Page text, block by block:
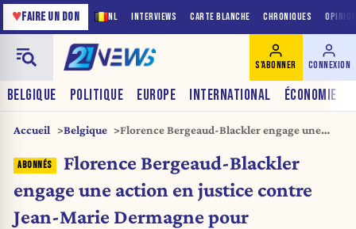
NL INTERVIEWS CARTE BLANCHE CHRONIQUES
♥FAIRE UN DON
BELGIQUE POLITIQUE EUROPE INTERNATIONAL ÉCONOMIE
S'ABONNER CONNEXION
Accueil Belgique
Florence Bergeaud-Blackler engage une
Dermagne pour diffamation
Florence Bergeaud-Blackler
engage une action en justice contre
Jean-Marie Dermagne pour